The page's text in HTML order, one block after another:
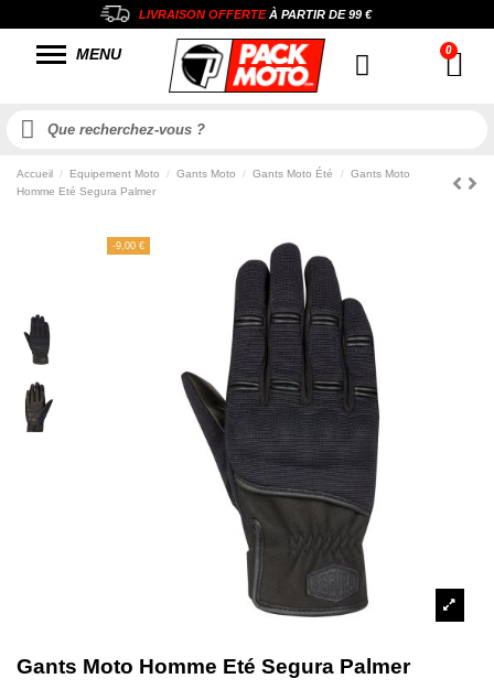
LIVRAISON OFFERTEÀ PARTIR DE99 €
MENU
Accueil Equipement Moto Gants Moto Gants Moto Été
Gants Moto
Homme Eté Segura Palmer
-9,00 €
Gants Moto Homme Eté Segura Palmer